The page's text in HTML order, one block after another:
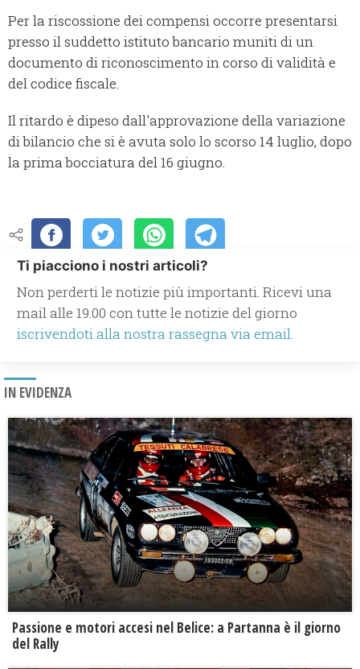
Per la riscossione dei compensi occorre presentarsi
presso il suddetto istituto bancario muniti di un
documento di riconoscimento in corso di validità e
del codice fiscale.
Il ritardo è dipeso dall'approvazione della variazione
di bilancio che si è avuta solo lo scorso 14 luglio, dopo
la prima bocciatura del 16 giugno.
Ti piacciono i nostri articoli?
Non perderti le notizie più importanti. Ricevi una
mail alle 19.00 con tutte le notizie del giorno
iscrivendoti alla nostra rassegna via email.
IN EVIDENZA
Passione e motori accesi nel Belice: a Partanna è il giorno
del Rally